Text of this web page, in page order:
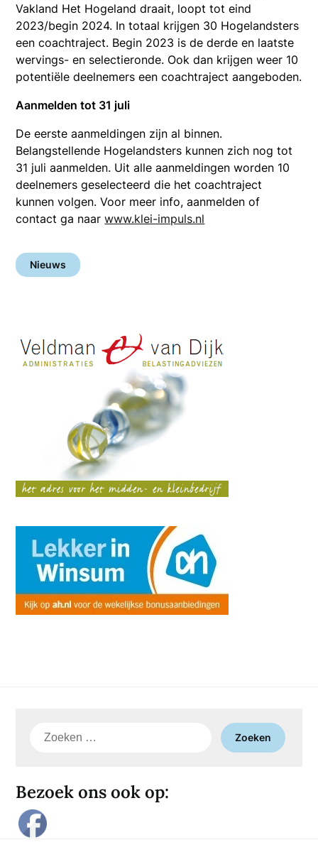
Vakland Het Hogeland draait, loopt tot eind
2023/begin 2024. In totaal krijgen 30 Hogelandsters
een coachtraject. Begin 2023 is de derde en laatste
wervings- en selectieronde. Ook dan krijgen weer 10
potentiële deelnemers een coachtraject aangeboden.
Aanmelden tot 31 juli
De eerste aanmeldingen zijn al binnen.
Belangstellende Hogelandsters kunnen zich nog tot
31 juli aanmelden. Uit alle aanmeldingen worden 10
deelnemers geselecteerd die het coachtraject
kunnen volgen. Voor meer info, aanmelden of
contact ga naarwww.klei-impuls.nl
Nieuws
Zoeken
Bezoek ons ook op: